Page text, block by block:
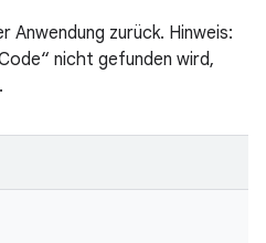
Anwendung zurück. Hinweis:
nicht gefunden wird,